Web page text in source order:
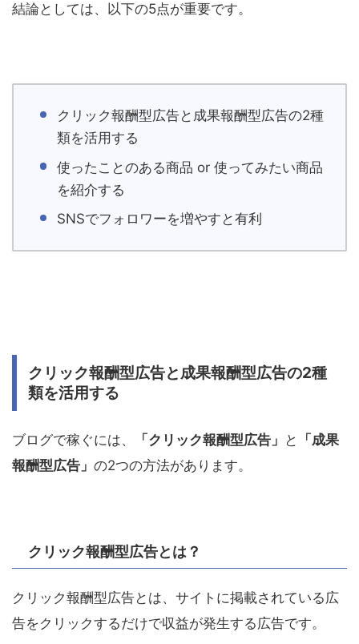
結論としては、以下の5点が重要です。
クリック報酬型広告と成果報酬型広告の2種
類を活用する
使ったことのある商品 or 使ってみたい商品
を紹介する
SNSでフォロワーを増やすと有利
クリック報酬型広告と成果報酬型広告の2種
類を活用する
ブログで稼ぐには、 「クリック報酬型広告」 と
「成果
報酬型広告」 の2つの方法があります。
クリック報酬型広告とは？
クリック報酬型広告とは、サイトに掲載されている広
告をクリックするだけで収益が発生する広告です。